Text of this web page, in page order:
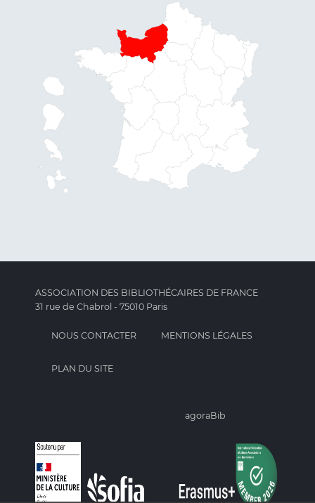
ASSOCIATION DES BIBLIOTHÉCAIRES DE FRANCE
31 rue de Chabrol - 75010 Paris
NOUS CONTACTER MENTIONS LÉGALES
PLAN DU SITE
agoraBib